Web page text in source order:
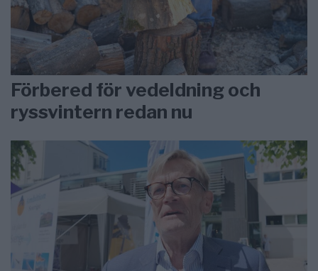
Förbered för vedeldning och
ryssvintern redan nu